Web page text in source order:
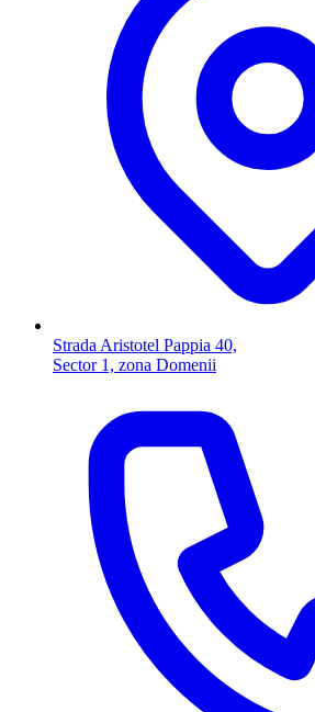
Strada Aristotel Pappia 40,
Sector 1, zona Domenii